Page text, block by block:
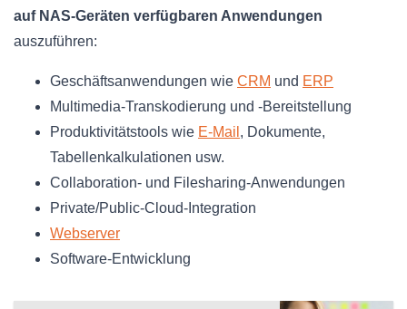
auf NAS-Geräten verfügbaren Anwendungen
auszuführen:
Geschäftsanwendungen wie CRM und ERP
Multimedia-Transkodierung und -Bereitstellung
Produktivitätstools wie E-Mail , Dokumente,
Tabellenkalkulationen usw.
Collaboration- und Filesharing-Anwendungen
Private/Public-Cloud-Integration
Webserver
Software-Entwicklung